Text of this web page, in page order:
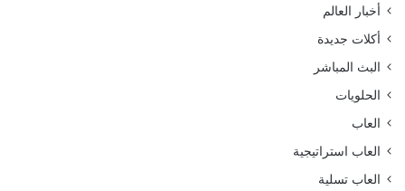
أخبار العالم
أكلات جديدة
البث المباشر
الحلويات
العاب
العاب استراتيجية
العاب تسلية